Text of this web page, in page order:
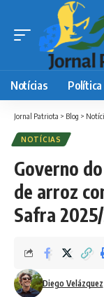
Notícias Política
Jornal Patriota > Blog >
NOTÍCIAS
Governo
de arroz
Safra
Diego Velázquez